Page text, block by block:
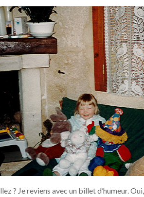
? Je reviens avec un billet d’humeur.